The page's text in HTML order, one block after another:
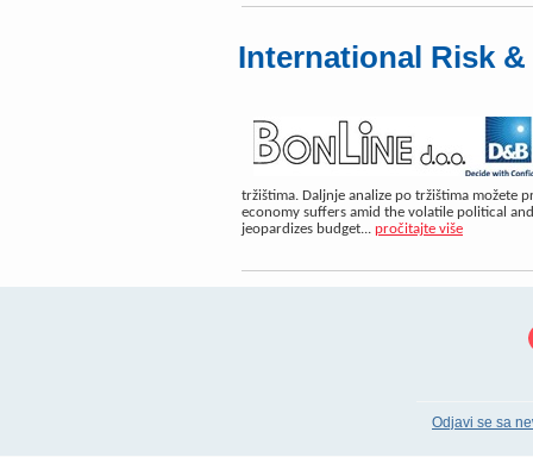
International Risk
tržištima. Daljnje analize po tržištima možete
economy suffers amid the volatile political
jeopardizes budget... pročitajte više
Odjavi se sa